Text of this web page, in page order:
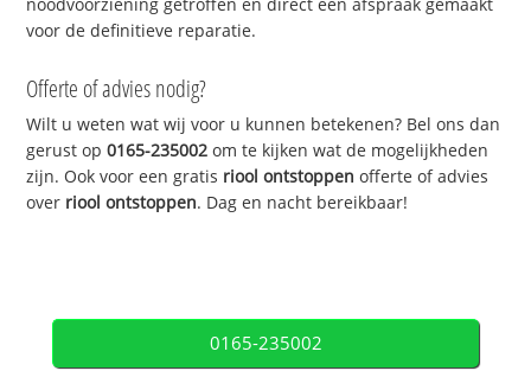
voor de definitieve reparatie.
Offerte of advies nodig?
Wilt u weten wat wij voor u kunnen betekenen? Bel ons dan
gerust op0165-235002 om te kijken wat de mogelijkheden
zijn. Ook voor een gratis riool ontstoppen offerte of advies
over riool ontstoppen. Dag en nacht bereikbaar!
0165-235002